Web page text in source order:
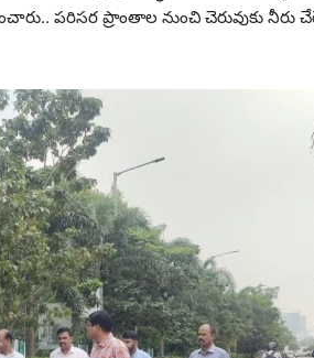
ప‌రిస‌ర ప్రాంతాల నుంచి చెరువుకు నీరు